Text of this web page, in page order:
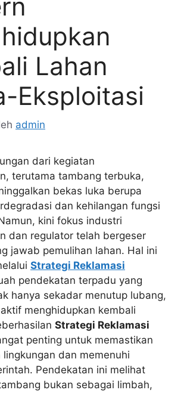
Lahan
Eksploitasi
admin
dari kegiatan
terutama tambang terbuka,
bekas luka berupa
dan kehilangan fungsi
kini fokus industri
dan regulator telah bergeser
jawab pemulihan lahan. Hal ini
Strategi Reklamasi
pendekatan terpadu yang
hanya sekadar menutup lubang,
menghidupkan kembali
Strategi Reklamasi
penting untuk memastikan
dan memenuhi
Pendekatan ini melihat
bukan sebagai limbah,